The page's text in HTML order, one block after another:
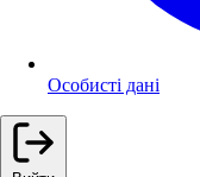
Особисті дані